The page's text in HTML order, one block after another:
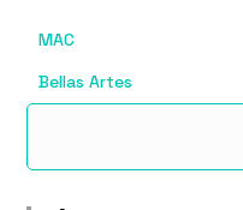
MAC
Bellas Artes